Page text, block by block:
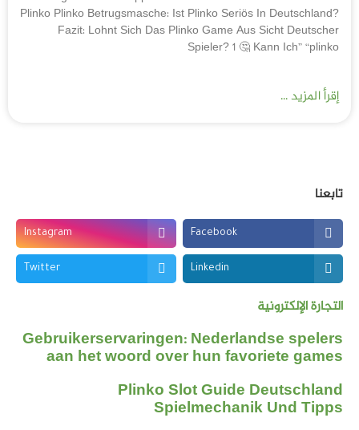
Plinko Plinko Betrugsmasche: Ist Plinko Seriös In Deutschland?
Fazit: Lohnt Sich Das Plinko Game Aus Sicht Deutscher
Spieler? 1 🤔 Kann Ich” “plinko
إقرأ المزيد ...
تابعنا
Facebook
Instagram
Linkedin
Twitter
التجارة الإلكترونية
Gebruikerservaringen: Nederlandse spelers
aan het woord over hun favoriete games
Plinko Slot Guide Deutschland
Spielmechanik Und Tipps